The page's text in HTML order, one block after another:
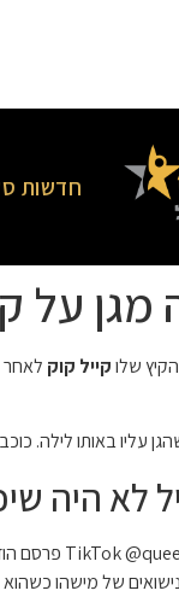
חדשות
מגן
שלוקייל קוק
עליו באותו לילה.
לא היה
של מישהו